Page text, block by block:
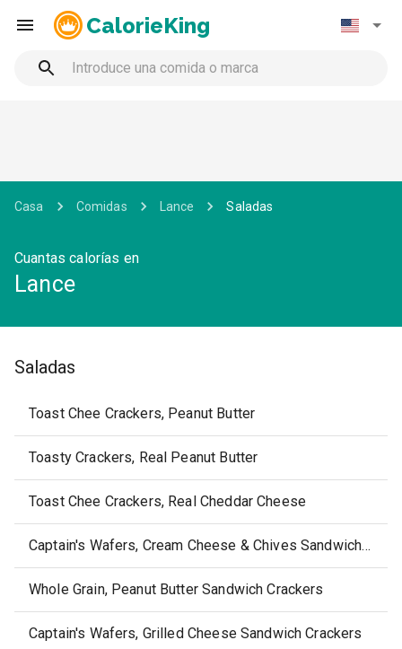
CalorieKing
Casa Comidas Lance Saladas
Cuantas calorías en
Lance
Saladas
Toast Chee Crackers, Peanut Butter
Toasty Crackers, Real Peanut Butter
Toast Chee Crackers, Real Cheddar Cheese
Captain's Wafers, Cream Cheese & Chives Sandwich Crackers
Whole Grain, Peanut Butter Sandwich Crackers
Captain's Wafers, Grilled Cheese Sandwich Crackers